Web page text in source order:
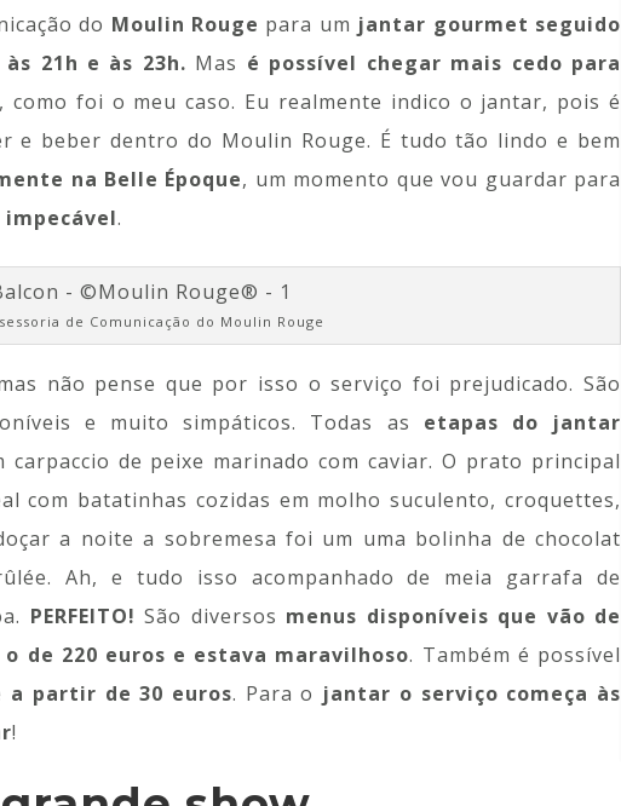
do Moulin Rouge para um jantar gourmet seguido
21h e às 23h. Mas é possível chegar mais cedo para
, como foi o meu caso. Eu realmente indico o jantar, pois é
e beber dentro do Moulin Rouge. É tudo tão lindo e bem
na Belle Époque, um momento que vou guardar para
.
de Comunicação do Moulin Rouge
não pense que por isso o serviço foi prejudicado. São
e muito simpáticos. Todas as etapas do jantar
carpaccio de peixe marinado com caviar. O prato principal
com batatinhas cozidas em molho suculento, croquettes,
a noite a sobremesa foi um uma bolinha de chocolat
Ah, e tudo isso acompanhado de meia garrafa de
PERFEITO! São diversos menus disponíveis que vão de
de 220 euros e estava maravilhoso. Também é possível
a partir de 30 euros. Para o jantar o serviço começa às
!